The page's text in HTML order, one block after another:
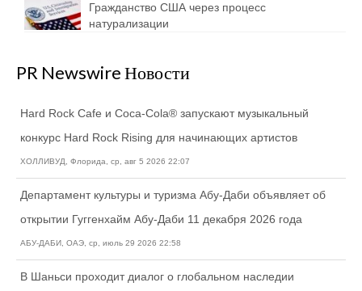
Гражданство США через процесс
натурализации
PR Newswire Новости
Hard Rock Cafe и Coca-Cola® запускают музыкальный
конкурс Hard Rock Rising для начинающих артистов
ХОЛЛИВУД, Флорида, ср, авг 5 2026 22:07
Департамент культуры и туризма Абу-Даби объявляет об
открытии Гуггенхайм Абу-Даби 11 декабря 2026 года
АБУ-ДАБИ, ОАЭ, ср, июль 29 2026 22:58
В Шаньси проходит диалог о глобальном наследии